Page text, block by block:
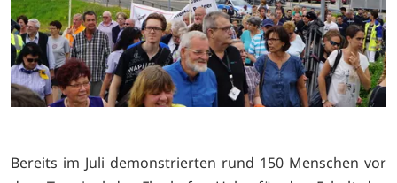
Bereits im Juli demonstrierten rund 150 Menschen vor